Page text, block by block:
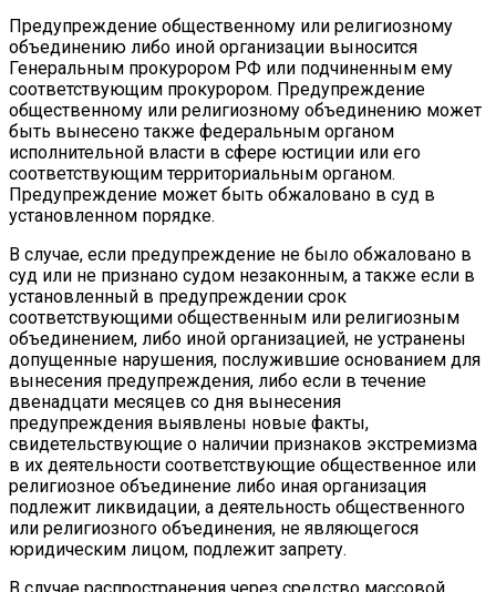
Предупреждение общественному или религиозному
объединению либо иной организации выносится
Генеральным прокурором РФ или подчиненным ему
соответствующим прокурором. Предупреждение
общественному или религиозному объединению может
быть вынесено также федеральным органом
исполнительной власти в сфере юстиции или его
соответствующим территориальным органом.
Предупреждение может быть обжаловано в суд в
установленном порядке.
В случае, если предупреждение не было обжаловано в
суд или не признано судом незаконным, а также если в
установленный в предупреждении срок
соответствующими общественным или религиозным
объединением, либо иной организацией, не устранены
допущенные нарушения, послужившие основанием для
вынесения предупреждения, либо если в течение
двенадцати месяцев со дня вынесения
предупреждения выявлены новые факты,
свидетельствующие о наличии признаков экстремизма
в их деятельности соответствующие общественное или
религиозное объединение либо иная организация
подлежит ликвидации, а деятельность общественного
или религиозного объединения, не являющегося
юридическим лицом, подлежит запрету.